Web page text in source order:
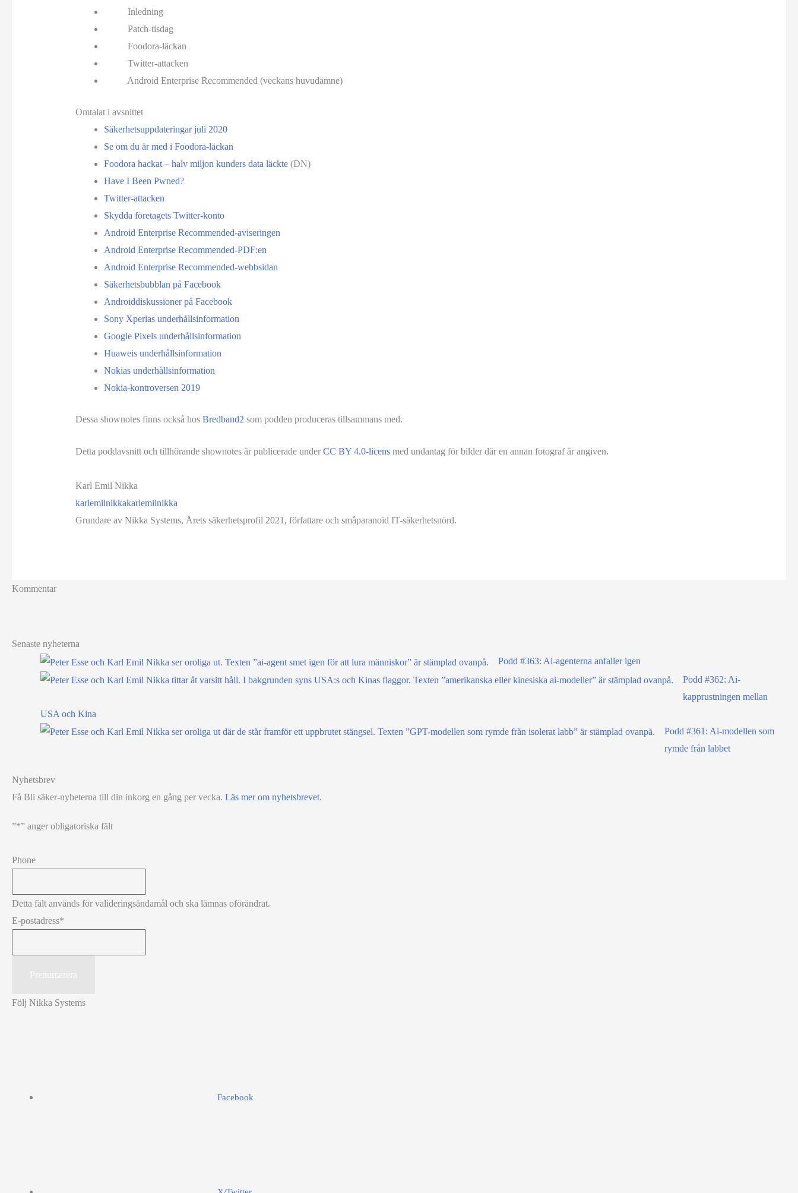
Inledning
Patch-tisdag
Foodora-läckan
Twitter-attacken
Android Enterprise Recommended (veckans huvudämne)
Omtalat i avsnittet
Säkerhetsuppdateringar juli 2020
Se om du är med i Foodora-läckan
Foodora hackat – halv miljon kunders data läckte(DN)
Have I Been Pwned?
Twitter-attacken
Skydda företagets Twitter-konto
Android Enterprise Recommended-aviseringen
Android Enterprise Recommended-PDF:en
Android Enterprise Recommended-webbsidan
Säkerhetsbubblan på Facebook
Androiddiskussioner på Facebook
Sony Xperias underhållsinformation
Google Pixels underhållsinformation
Huaweis underhållsinformation
Nokias underhållsinformation
Nokia-kontroversen 2019
Dessa shownotes finns också hos Bredband2 som podden produceras tillsammans med.
Detta poddavsnitt och tillhörande shownotes är publicerade under CC BY 4.0-licensmed undantag för bilder där en annan fotograf är angiven.
Karl Emil Nikka
karlemilnikkakarlemilnikka
Grundare av Nikka Systems, Årets säkerhetsprofil 2021, författare och småparanoid IT-säkerhetsnörd.
Kommentar
Senaste nyheterna
Podd #363: Ai-agenterna anfaller igen
Podd #362: Ai-
kapprustningen mellan
USA och Kina
Podd #361: Ai-modellen som
rymde från labbet
Nyhetsbrev
Få Bli säker-nyheterna till din inkorg en gång per vecka. Läs mer om nyhetsbrevet.
”*” anger obligatoriska fält
Phone
Detta fält används för valideringsändamål och ska lämnas oförändrat.
E-postadress*
Följ Nikka Systems
Facebook